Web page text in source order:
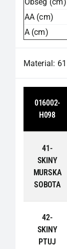
AA (cm)
A (cm)
Material:
016002-
H098
41-
SKINY
MURSKA
SOBOTA
42-
SKINY
PTUJ